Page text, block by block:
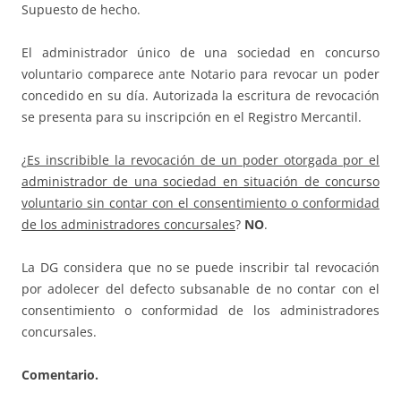
Supuesto de hecho.
El administrador único de una sociedad en concurso
voluntario comparece ante Notario para revocar un poder
concedido en su día. Autorizada la escritura de revocación
se presenta para su inscripción en el Registro Mercantil.
¿Es inscribible la revocación de un poder otorgada por el
administrador de una sociedad en situación de concurso
voluntario sin contar con el consentimiento o conformidad
de los administradores concursales? NO.
La DG considera que no se puede inscribir tal revocación
por adolecer del defecto subsanable de no contar con el
consentimiento o conformidad de los administradores
concursales.
Comentario.